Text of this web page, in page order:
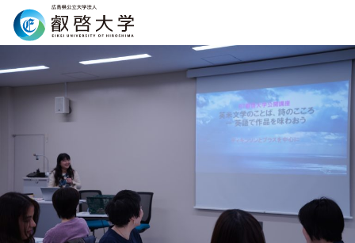
Search